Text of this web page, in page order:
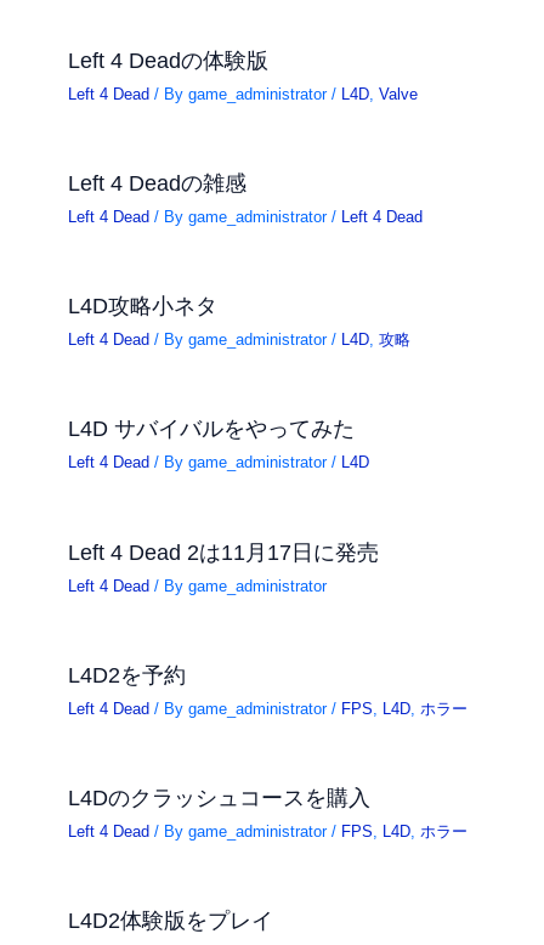
Left 4 Deadの体験版
Left 4 Dead / Bygame_administrator/ L4D ,Valve
Left 4 Deadの雑感
Left 4 Dead / Bygame_administrator/ Left 4 Dead
L4D攻略小ネタ
Left 4 Dead / Bygame_administrator/ L4D,攻略
L4D サバイバルをやってみた
Left 4 Dead / Bygame_administrator/ L4D
Left 4 Dead 2は11月17日に発売
Left 4 Dead / Bygame_administrator
L4D2を予約
Left 4 Dead / Bygame_administrator/ FPS L4D ホラー
L4Dのクラッシュコースを購入
Left 4 Dead / Bygame_administrator/ FPS, L4D,ホラー
L4D2体験版をプレイ